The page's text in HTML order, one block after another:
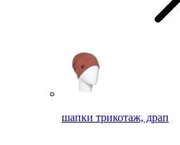
шапки трикотаж, драп